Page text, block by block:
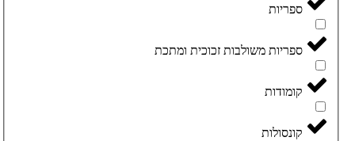
ספריות
ספריות משולבות זכוכית ומתכת
קומודות
קונסולות